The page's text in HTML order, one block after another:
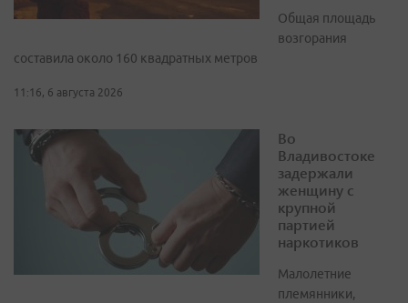
Общая площадь
возгорания
составила около 160 квадратных метров
11:16, 6 августа 2026
Во
Владивостоке
задержали
женщину с
крупной
партией
наркотиков
Малолетние
племянники,